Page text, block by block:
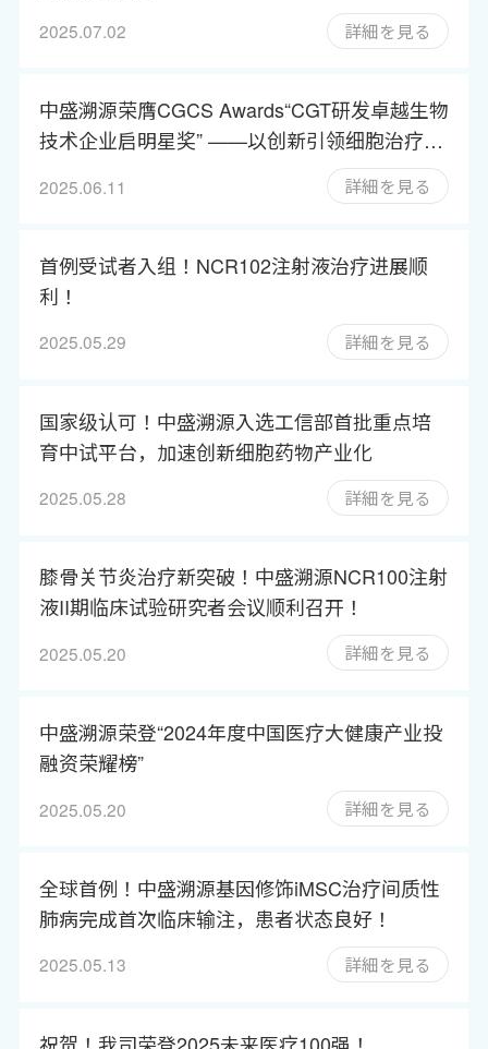
2025.07.02 詳細を見る
中盛溯源荣膺CGCS Awards“CGT研发卓越生物
技术企业启明星奖” ——以创新引领细胞治疗未
2025.06.11 詳細を見る
首例受试者入组！NCR102注射液治疗进展顺
利！
2025.05.29 詳細を見る
国家级认可！中盛溯源入选工信部首批重点培
育中试平台，加速创新细胞药物产业化
2025.05.28 詳細を見る
膝骨关节炎治疗新突破！中盛溯源NCR100注射
液II期临床试验研究者会议顺利召开！
2025.05.20 詳細を見る
中盛溯源荣登“2024年度中国医疗大健康产业投
融资荣耀榜”
2025.05.20 詳細を見る
全球首例！中盛溯源基因修饰iMSC治疗间质性
肺病完成首次临床输注，患者状态良好！
2025.05.13 詳細を見る
祝贺！我司荣登2025未来医疗100强！